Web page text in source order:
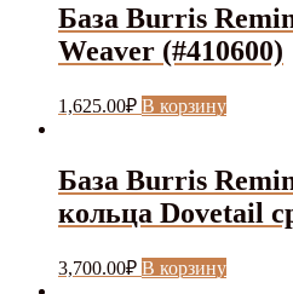
База Burris
Weaver (#410600)
1,625.00₽ В корзину
База Burris
кольца Dovetail
3,700.00₽ В корзину